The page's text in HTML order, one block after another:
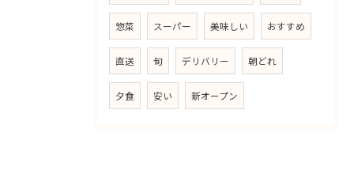
惣菜 スーパー 美味しい おすすめ
直送 旬 デリバリー 朝どれ
夕食 安い 新オープン